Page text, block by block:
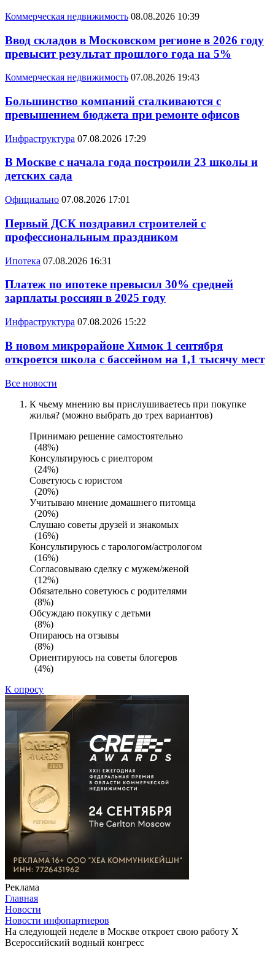
Коммерческая недвижимость 08.08.2026 10:39
Ввод складов в Московском регионе в 2026 году
превысит результат прошлого года на 5%
Коммерческая недвижимость 07.08.2026 19:43
Большинство компаний сталкиваются с
превышением бюджета при ремонте офисов
Инфраструктура 07.08.2026 17:29
В Москве с начала года построили 23 школы и
детских сада
Официально 07.08.2026 17:01
Первый ДСК поздравил строителей с
профессиональным праздником
Ипотека 07.08.2026 16:31
Платеж по ипотеке превысил 30% средней
зарплаты россиян в 2025 году
Инфраструктура 07.08.2026 15:22
В новом микрорайоне Химок 1 сентября
откроется школа с бассейном на 1,1 тысячу мест
Все новости
К чьему мнению вы прислушиваетесь при покупке
жилья? (можно выбрать до трех вариантов)
Принимаю решение самостоятельно
(48%)
Консультируюсь с риелтором
(24%)
Советуюсь с юристом
(20%)
Учитываю мнение домашнего питомца
(20%)
Слушаю советы друзей и знакомых
(16%)
Консультируюсь с тарологом/астрологом
(16%)
Согласовываю сделку с мужем/женой
(12%)
Обязательно советуюсь с родителями
(8%)
Обсуждаю покупку с детьми
(8%)
Опираюсь на отзывы
(8%)
Ориентируюсь на советы блогеров
(4%)
К опросу
Реклама
Главная
Новости
Новости инфопартнеров
На следующей неделе в Москве откроет свою работу X
Всероссийский водный конгресс